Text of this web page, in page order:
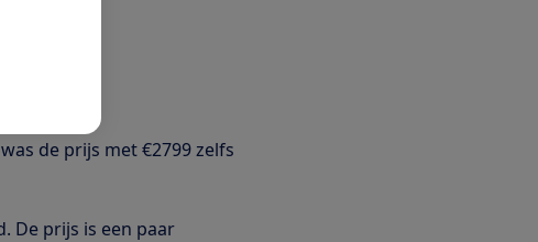
de prijs met €2799 zelfs
De prijs is een paar